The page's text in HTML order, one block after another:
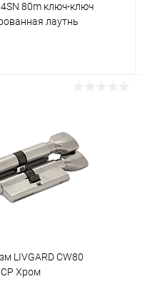
80m ключ-ключ
лаутнь
Сравнение
В наличии
LIVGARD CW80
Хром